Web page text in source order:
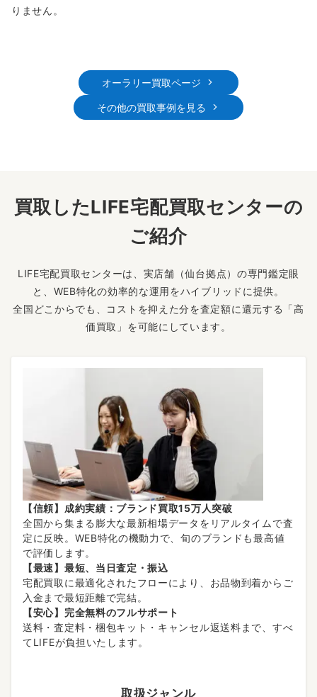
りません。
オーラリー買取ページ
その他の買取事例を見る
買取したLIFE宅配買取センターの
ご紹介
LIFE宅配買取センターは、実店舗（仙台拠点）の専門鑑定眼
と、WEB特化の効率的な運用をハイブリッドに提供。
全国どこからでも、コストを抑えた分を査定額に還元する「高
価買取」を可能にしています。
【信頼】成約実績：ブランド買取15万人突破
全国から集まる膨大な最新相場データをリアルタイムで査
定に反映。WEB特化の機動力で、旬のブランドも最高値
で評価します。
【最速】最短、当日査定・振込
宅配買取に最適化されたフローにより、お品物到着からご
入金まで最短距離で完結。
【安心】完全無料のフルサポート
送料・査定料・梱包キット・キャンセル返送料まで、すべ
てLIFEが負担いたします。
取扱ジャンル